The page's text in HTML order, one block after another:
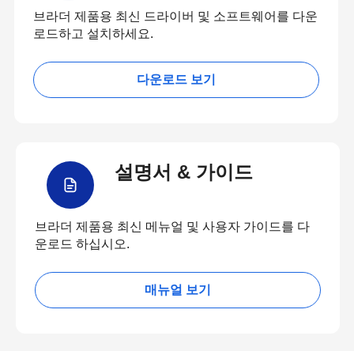
브라더 제품용 최신 드라이버 및 소프트웨어를 다운
로드하고 설치하세요.
다운로드 보기
설명서 & 가이드
브라더 제품용 최신 메뉴얼 및 사용자 가이드를 다
운로드 하십시오.
매뉴얼 보기